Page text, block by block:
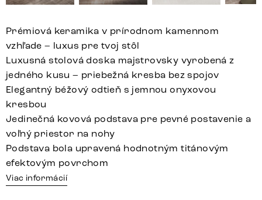
Prémiová keramika v prírodnom kamennom
vzhľade – luxus pre tvoj stôl
Luxusná stolová doska majstrovsky vyrobená z
jedného kusu – priebežná kresba bez spojov
Elegantný béžový odtieň s jemnou onyxovou
kresbou
Jedinečná kovová podstava pre pevné postavenie a
voľný priestor na nohy
Podstava bola upravená hodnotným titánovým
efektovým povrchom
Viac informácií